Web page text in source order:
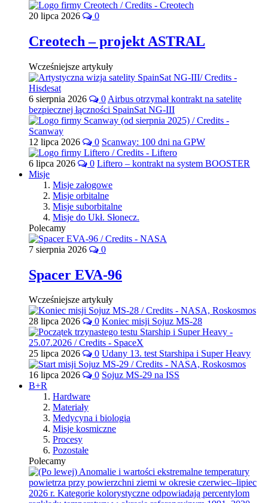
20 lipca 2026 0
Creotech – projekt ASTRAL
Wcześniejsze artykuły
6 sierpnia 2026 0 Airbus otrzymał kontrakt na satelitę
bezpiecznej łączności SpainSat NG-III
12 lipca 2026 0 Scanway: 100 dni na GPW
6 lipca 2026 0 Liftero – kontrakt na system BOOSTER
Misje
Misje załogowe
Misje orbitalne
Misje suborbitalne
Misje do Ukł. Słonecz.
Polecamy
7 sierpnia 2026 0
Spacer EVA-96
Wcześniejsze artykuły
28 lipca 2026 0 Koniec misji Sojuz MS-28
25 lipca 2026 0 Udany 13. test Starshipa i Super Heavy
16 lipca 2026 0 Sojuz MS-29 na ISS
B+R
Hardware
Materiały
Medycyna i biologia
Misje kosmiczne
Procesy
Pozostałe
Polecamy